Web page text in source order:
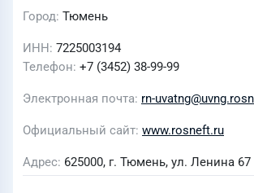
Город Тюмень
ИНН 7225003194
Телефон +7 (3452) 38-99-99
Электронная почта rn-
Официальный сайт www.rosneft.ru
Адрес 625000, г. Тюмень, ул. Ленина 67